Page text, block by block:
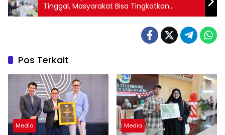
Tinggal, Masyarakat Bisa Tingkatkan
Sertipikat HGB ke SHM
Pos Terkait
Media Media